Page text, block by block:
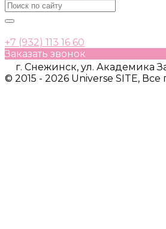
+7 (932) 113 16 60
Заказать звонок
г. Снежинск, ул. Академика
© 2015 - 2026 Universe SITE,